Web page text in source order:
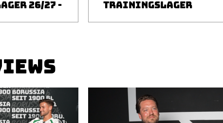
26/27 -
TRAININGSLAGER